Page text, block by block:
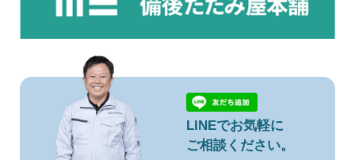
LINEでお気軽に
ご相談ください。